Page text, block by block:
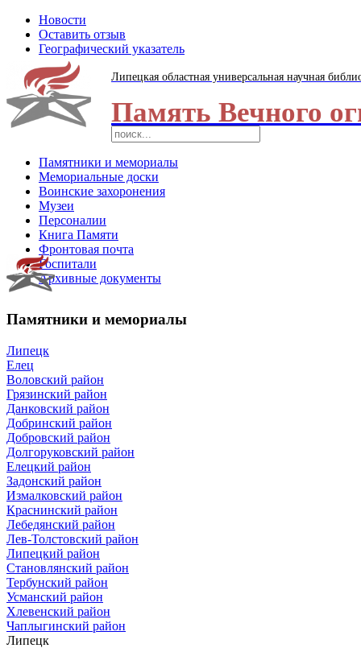
Новости
Оставить отзыв
Географический указатель
Липецкая областная универсальная научная
Память Вечного
Памятники и мемориалы
Мемориальные доски
Воинские захоронения
Музеи
Персоналии
Книга Памяти
Фронтовая почта
Госпитали
Архивные документы
Памятники и мемориалы
Липецк
Елец
Воловский район
Грязинский район
Данковский район
Добринский район
Добровский район
Долгоруковский район
Елецкий район
Задонский район
Измалковский район
Краснинский район
Лебедянский район
Лев-Толстовский район
Липецкий район
Становлянский район
Тербунский район
Усманский район
Хлевенский район
Чаплыгинский район
Липецк